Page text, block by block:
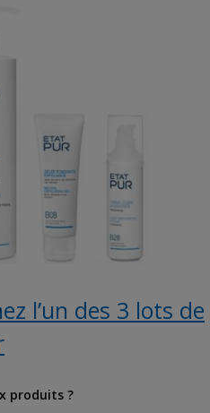
l’un des 3 lots de
produits ?